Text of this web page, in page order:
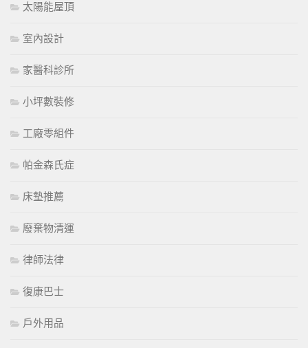
太陽能屋頂
室內設計
家醫科診所
小坪數裝修
工廠零組件
帕金森氏症
床墊推薦
廢棄物清運
律師法律
復康巴士
戶外用品